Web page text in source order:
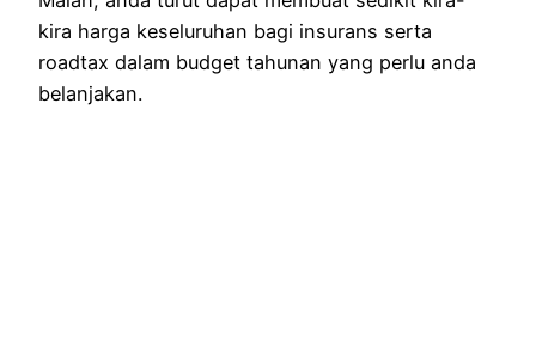
kira harga keseluruhan bagi insurans serta
roadtax dalam budget tahunan yang perlu anda
belanjakan.